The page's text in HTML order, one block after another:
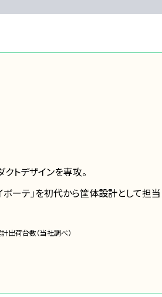
トデザインを専攻。
ーテ」を初代から筐体設計として担当
出荷台数（当社調べ）